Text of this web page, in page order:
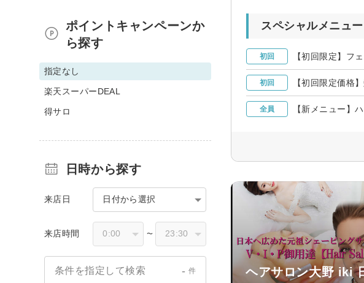
スペシャルメニュー
初回 【初回限定】フ
初回 【初回限定価格
全員 【新メニュー】
ヘアサロン大野 iki
ポイントキャンペーンか
ら探す
指定なし
楽天スーパーDEAL
得サロ
日時から探す
来店日 日付から選択
来店時間 〜
条件を指定して検索 - 件